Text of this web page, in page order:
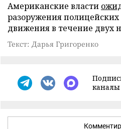
Американские власти
разоружения
движения в течение двух
Текст: Дарья Григоренко
каналы